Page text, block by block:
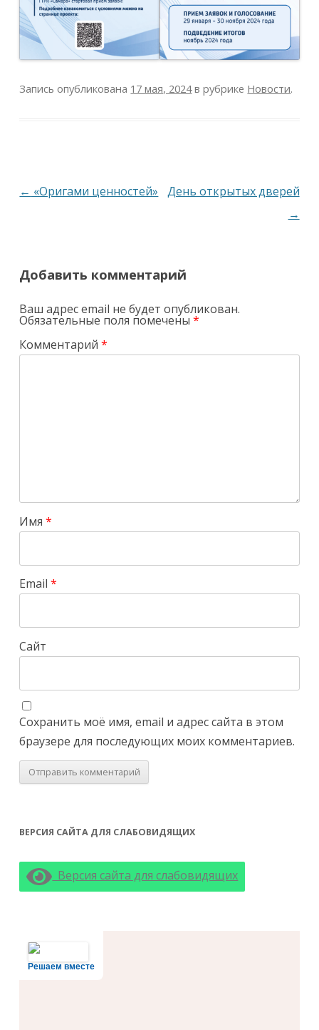
Запись опубликована 17 мая, 2024в рубрике Новости.
Навигация
← «Оригами ценностей»
День открытых дверей
→
Добавить комментарий
Ваш адрес email не будет опубликован.
Обязательные поля помечены*
Комментарий*
Имя*
Email*
Сайт
Сохранить моё имя, email и адрес сайта в этом
браузере для последующих моих комментариев.
ВЕРСИЯ САЙТА ДЛЯ СЛАБОВИДЯЩИХ
Версия сайта для слабовидящих
Решаем вместе